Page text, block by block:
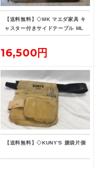
【送料無料】◇MK マエダ家具 キ
ャスター付きサイドテーブル ML
E-015
16,500円
【送料無料】◇KUNY'S 腰袋片側